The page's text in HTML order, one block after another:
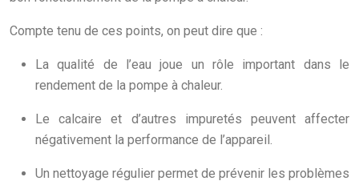
Compte tenu de ces points, on peut dire que :
La qualité de l’eau joue un rôle important dans le
rendement de la pompe à chaleur.
Le calcaire et d’autres impuretés peuvent affecter
négativement la performance de l’appareil.
Un nettoyage régulier permet de prévenir les problèmes